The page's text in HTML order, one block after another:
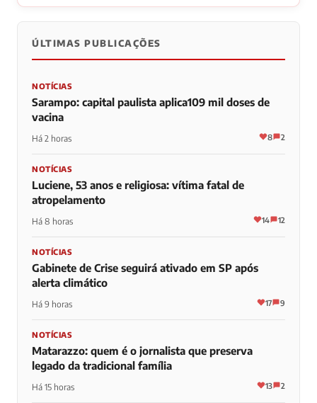
ÚLTIMAS PUBLICAÇÕES
NOTÍCIAS
Sarampo: capital paulista aplica109 mil doses de
vacina
Há 2 horas 8 2
NOTÍCIAS
Luciene, 53 anos e religiosa: vítima fatal de
atropelamento
Há 8 horas 14 12
NOTÍCIAS
Gabinete de Crise seguirá ativado em SP após
alerta climático
Há 9 horas 17 9
NOTÍCIAS
Matarazzo: quem é o jornalista que preserva
legado da tradicional família
Há 15 horas 13 2